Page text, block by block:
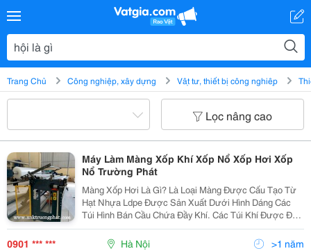
Trang Chủ Công nghiệp, xây dựng Vật tư, thiết bị công nghiệp
Lọc nâng cao
Máy Làm Màng Xốp Khí Xốp Nổ Xốp Hơi Xốp
Nổ Trường Phát
Màng Xốp Hơi Là Gì? Là Loại Màng Được Cấu Tạo Từ
Hạt Nhựa Ldpe Được Sản Xuất Dưới Hình Dáng Các
Túi Hình Bán Cầu Chứa Đầy Khí. Các Túi Khí Được Đặt
Sát Đều Nhau Nhằm Tạo Ra Lớp Đệm Giảm Chấn Cho
Các Vật Dụng Dễ Vỡ. Ưu Điểm Màng Xốp Nổ Bong...
0901 *** *** Hà Nội >1 năm